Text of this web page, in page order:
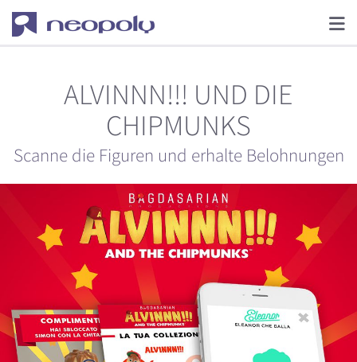
ALVINNN!!! UND DIE
CHIPMUNKS
Scanne die Figuren und erhalte Belohnungen